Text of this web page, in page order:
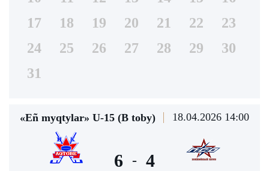
17
18 19 20 21 22
23
24
25 26 27 28 29
30
31
«Eñ myqtylar» U-15 (В toby) 18.04.2026 14:00
6 - 4